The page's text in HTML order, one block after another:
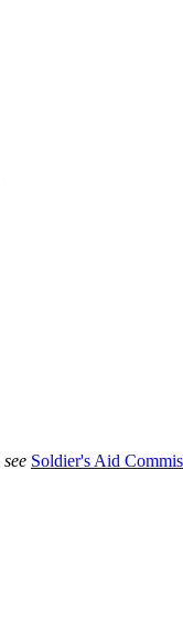
see Soldier's Aid